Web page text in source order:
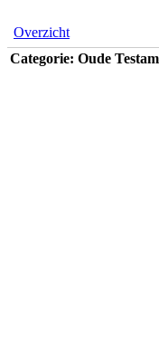
Overzicht
Categorie: Oude